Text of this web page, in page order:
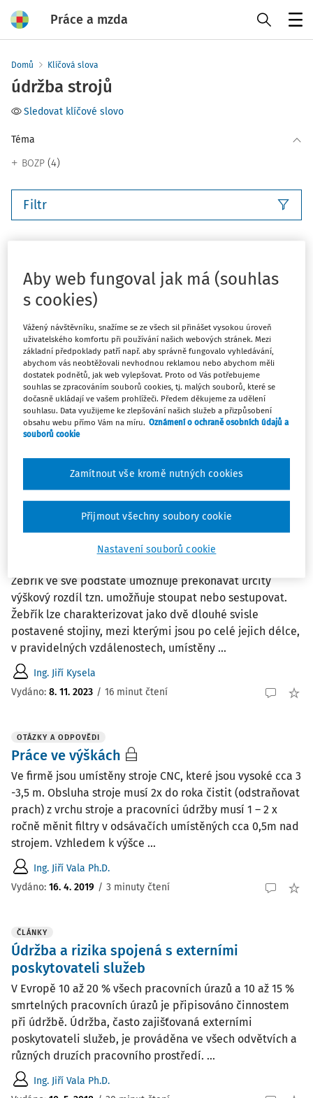
Práce a mzda
Domů Klíčová slova
údržba strojů
Sledovat klíčové slovo
Téma
BOZP (4)
Filtr
Řadit podle
Nejstarší
ČLÁNKY
Údržba je vysoce rizikovou činností
Údržba zahrnuje řadu činností napříč velmi odlišnými
odvětvími a typy pracovních prostředí. U pracovníků
údržby je tak větší pravděpodobnost než u ostatních
pracovníků, že budou vystaveni široké škále pracovních
rizik. Údržba často zahrnuje neobvyklou ...
Ing. Jiří Vala Ph.D.
12. 12. 2023 / 32 minut čtení
Pozor na pracovní úrazy, kde zdrojem jsou
Žebřík ve své podstatě umožňuje překonávat určitý
výškový rozdíl tzn. umožňuje stoupat nebo sestupovat.
Žebřík lze charakterizovat jako dvě dlouhé svisle
postavené stojiny, mezi kterými jsou po celé jejich délce,
v pravidelných vzdálenostech, umístěny ...
Ing. Jiří Kysela
Vydáno: 8. 11. 2023 / 16 minut čtení
OTÁZKY A ODPOVĚDI
Práce ve výškách
Ve firmě jsou umístěny stroje CNC, které jsou vysoké cca 3
-3,5 m. Obsluha stroje musí 2x do roka čistit (odstraňovat
prach) z vrchu stroje a pracovníci údržby musí 1 – 2 x
ročně měnit filtry v odsávačích umístěných cca 0,5m nad
strojem. Vzhledem k výšce ...
Ing. Jiří Vala Ph.D.
Vydáno: 16. 4. 2019 / 3 minuty čtení
ČLÁNKY
Údržba a rizika spojená s externími
poskytovateli služeb
V Evropě 10 až 20 % všech pracovních úrazů a 10 až 15 %
smrtelných pracovních úrazů je připisováno činnostem
při údržbě. Údržba, často zajišťovaná externími
poskytovateli služeb, je prováděna ve všech odvětvích a
různých druzích pracovního prostředí. ...
Ing. Jiří Vala Ph.D.
Aby web fungoval jak má (souhlas
s cookies)
Vážený návštěvníku, snažíme se ze všech sil přinášet vysokou úroveň
uživatelského komfortu při používání našich webových stránek. Mezi
základní předpoklady patří např. aby správně fungovalo vyhledávání,
abychom vás neobtěžovali nevhodnou reklamou nebo abychom měli
dostatek podnětů, jak web vylepšovat. Proto od Vás potřebujeme
souhlas se zpracováním souborů cookies, tj. malých souborů, které se
dočasně ukládají ve vašem prohlížeči. Předem děkujeme za udělení
souhlasu. Data využijeme ke zlepšování našich služeb a přizpůsobení
obsahu webu přímo Vám na míru. Oznámení o ochraně osobních údajů a
souborů cookie
Nastavení souborů cookie
Zamítnout vše kromě nutných cookies
Přijmout všechny soubory cookie